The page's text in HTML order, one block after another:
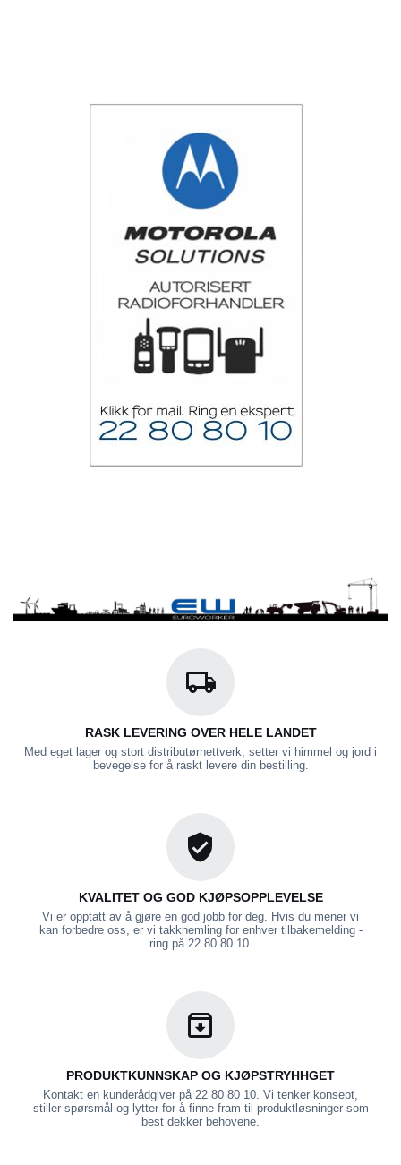
RASK LEVERING OVER HELE LANDET
Med eget lager og stort distributørnettverk, setter vi himmel og jord i
bevegelse for å raskt levere din bestilling.
KVALITET OG GOD KJØPSOPPLEVELSE
Vi er opptatt av å gjøre en god jobb for deg. Hvis du mener vi
kan forbedre oss, er vi takknemling for enhver tilbakemelding -
ring på 22 80 80 10.
PRODUKTKUNNSKAP OG KJØPSTRYHHGET
Kontakt en kunderådgiver på 22 80 80 10. Vi tenker konsept,
stiller spørsmål og lytter for å finne fram til produktløsninger som
best dekker behovene.